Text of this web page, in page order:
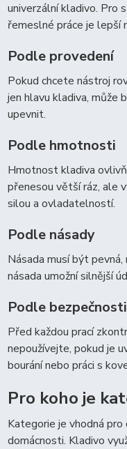
univerzální kladivo. Pro
řemeslné práce je lepší
Podle provedení
Pokud chcete nástroj
jen hlavu kladiva, může
upevnit.
Podle hmotnosti
Hmotnost kladiva
přenesou větší ráz, ale
silou a ovladatelností.
Podle násady
Násada musí být
násada umožní silnější
Podle bezpečnosti
Před každou prací
nepoužívejte, pokud je
bourání nebo práci s
Pro koho je
Kategorie je vhodná pro
domácnosti. Kladivo